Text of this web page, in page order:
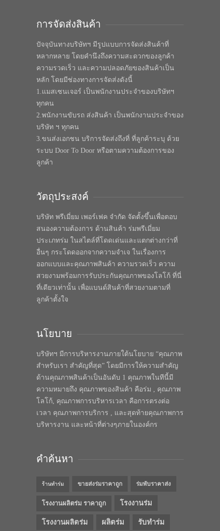
การจัดส่งสินค้า
ปัจจุบันทางบริษัทฯ มีรูปแบบการจัดส่งสินค้าที่
หลากหลาย โดยคำนึงถึงความสะดวกของลูกค้า
ความรวดเร็ว และความปลอดภัยของสินค้าเป็น
หลัก โดยมีช่องทางการจัดส่งดังนี้
1.แมสเซนเจอร์ เป็นพนักงานประจำของบริษัทฯ
ทุกคน
2.พนักงานขับรถ ส่งสินค้า เป็นพนักงานประจำของ
บริษัท ฯ ทุกคน
3.ขนส่งเอกชน บริการจัดส่งถึงที่ ที่ลูกค้าระบุ ด้วย
ระบบ Door To Door หรือตามความต้องการของ
ลูกค้า
วัตถุประสงค์
บริษัท พรีเมี่ยม เพอร์เฟค จำกัด จัดตั้งขึ้นเพื่อตอบ
สนองความต้องการ ด้านสินค้า ร่มพรีเมี่ยม
ประเภทร่ม ในสไตล์ที่โดดเด่นและแตกต่างกว่าที่
อื่นๆ กระโดดออกจากความจำเจ ในเรื่องการ
ออกแบบและคุณภาพสินค้า ความรวดเร็ว ความ
สวยงามพร้อมการรับประกันคุณภาพของโลโก้ ที่นี่
ที่เดียวเท่านั้น เพื่อแบนด์สินค้าที่สวยงามตามที่
ลูกค้าตั้งใจ
นโยบาย
บริษัทฯ มีการบริหารงานภายใต้นโยบาย “คุณภาพ
สำหรับเรา สำคัญที่สุด” โดยมีการให้ความสำคัญ
ด้านคุณภาพสินค้าเป็นอันดับ 1 คุณภาพในทีนี้มี
ความหมายถึง คุณภาพของสินค้า คือร่ม , คุณภาพ
โลโก้, คุณภาพการบริหารเวลา คือการตรงต่อ
เวลา คุณภาพการบริการ , และสุดท้ายคุณภาพการ
บริหารงาน และหน้าที่ต่างๆภายในองค์กร
คำค้นหา
ร้านทำร่ม ขายส่งร่มราคาถูก ร่มพับราคาส่ง
โรงงานผลิตร่ม ราคาถูก โรงงานร่ม
โรงงานผลิตร่ม ผลิตร่ม รับทำร่ม